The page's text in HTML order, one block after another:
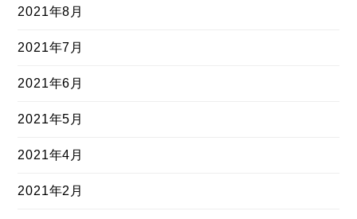
2021年8月
2021年7月
2021年6月
2021年5月
2021年4月
2021年2月